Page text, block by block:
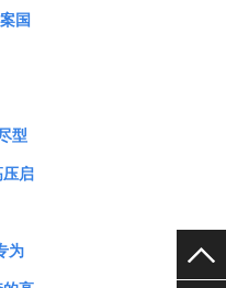
国
型
压启
为